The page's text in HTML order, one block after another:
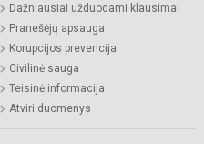
Dažniausiai užduodami klausimai
Pranešėjų apsauga
Korupcijos prevencija
Civilinė sauga
Teisinė informacija
Atviri duomenys